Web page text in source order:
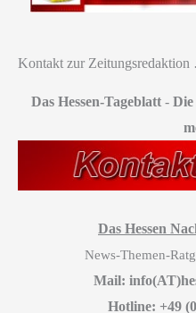
Kontakt zur
Das Hessen-Tageblatt - Die
Das Hessen
News-Themen-
Mail:
Hotline: +49